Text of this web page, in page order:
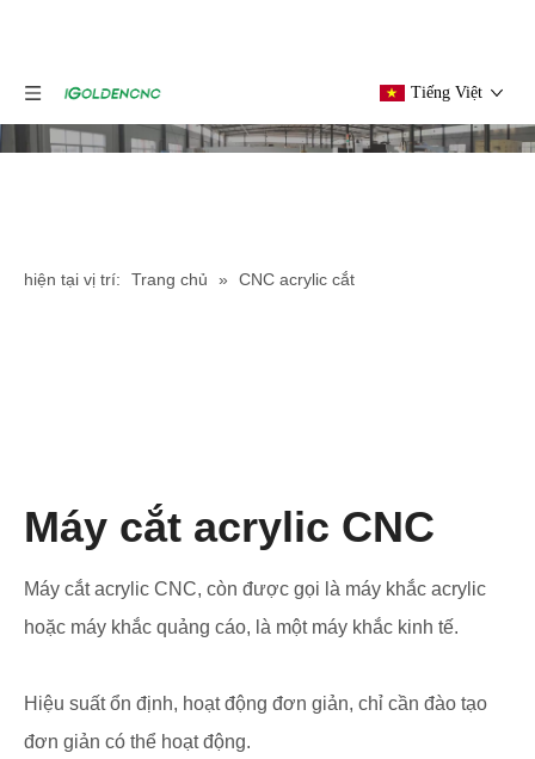
Tiếng Việt
hiện tại vị trí: Trang chủ » CNC acrylic cắt
Máy cắt acrylic CNC
Máy cắt acrylic CNC, còn được gọi là máy khắc acrylic
hoặc máy khắc quảng cáo, là một máy khắc kinh tế.
Hiệu suất ổn định, hoạt động đơn giản, chỉ cần đào tạo
đơn giản có thể hoạt động.